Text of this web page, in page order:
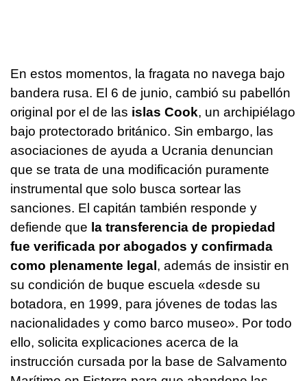
En estos momentos, la fragata no navega bajo
bandera rusa. El 6 de junio, cambió su pabellón
original por el de las islas Cook, un archipiélago
bajo protectorado británico. Sin embargo, las
asociaciones de ayuda a Ucrania denuncian
que se trata de una modificación puramente
instrumental que solo busca sortear las
sanciones. El capitán también responde y
defiende que la transferencia de propiedad
fue verificada por abogados y confirmada
como plenamente legal , además de insistir en
su condición de buque escuela «desde su
botadora, en 1999, para jóvenes de todas las
nacionalidades y como barco museo». Por todo
ello, solicita explicaciones acerca de la
instrucción cursada por la base de Salvamento